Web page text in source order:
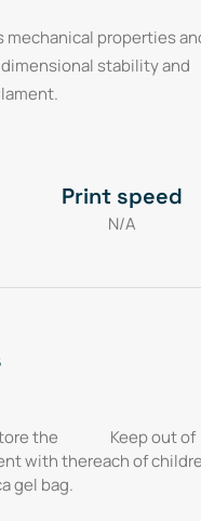
mechanical properties
stability and
Print speed
N/A
the
with the
gel bag.
Keep out of
reach of